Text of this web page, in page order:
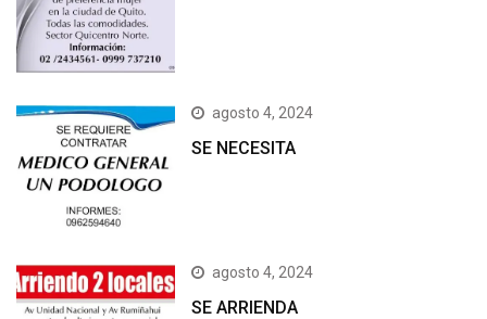
agosto 4, 2024
SE NECESITA
agosto 4, 2024
SE ARRIENDA